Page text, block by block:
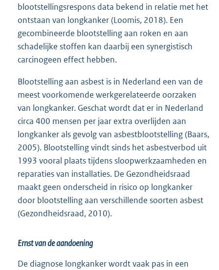
blootstellingsrespons data bekend in relatie met het
ontstaan van longkanker (Loomis, 2018). Een
gecombineerde blootstelling aan roken en aan
schadelijke stoffen kan daarbij een synergistisch
carcinogeen effect hebben.
Blootstelling aan asbest is in Nederland een van de
meest voorkomende werkgerelateerde oorzaken
van longkanker. Geschat wordt dat er in Nederland
circa 400 mensen per jaar extra overlijden aan
longkanker als gevolg van asbestblootstelling (Baars,
2005). Blootstelling vindt sinds het asbestverbod uit
1993 vooral plaats tijdens sloopwerkzaamheden en
reparaties van installaties. De Gezondheidsraad
maakt geen onderscheid in risico op longkanker
door blootstelling aan verschillende soorten asbest
(Gezondheidsraad, 2010).
Ernst van de aandoening
De diagnose longkanker wordt vaak pas in een